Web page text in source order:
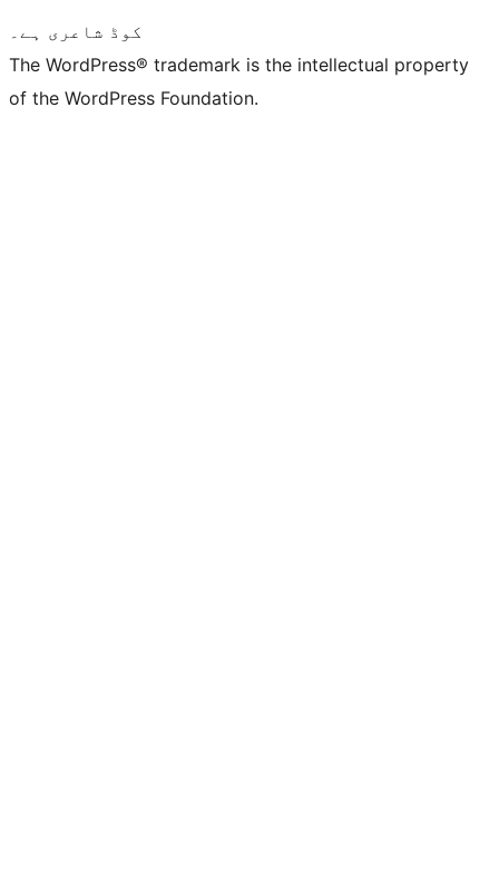
کوڈ شاعری ہے۔
The WordPress® trademark is the intellectual property
of the WordPress Foundation.